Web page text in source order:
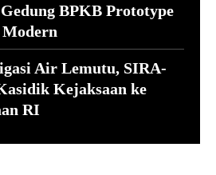
BPKB Prototype
Modern
Air Lemutu, SIRA-
Kejaksaan ke
RI